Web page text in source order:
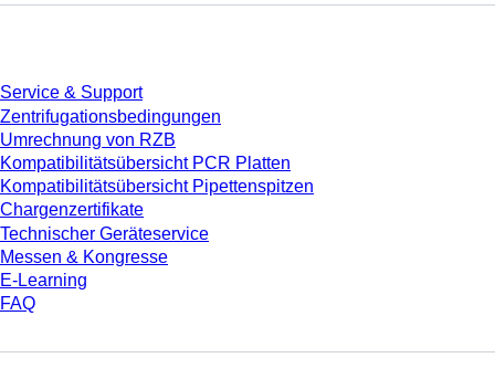
Service & Support
Zentrifugationsbedingungen
Umrechnung von RZB
Kompatibilitätsübersicht PCR Platten
Kompatibilitätsübersicht Pipettenspitzen
Chargenzertifikate
Technischer Geräteservice
Messen & Kongresse
E-Learning
FAQ